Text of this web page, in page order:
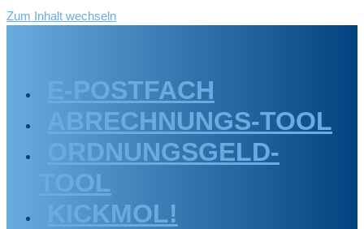
Zum Inhalt wechseln
E-POSTFACH
ABRECHNUNGS-TOOL
ORDNUNGSGELD-
TOOL
KICKMOL!